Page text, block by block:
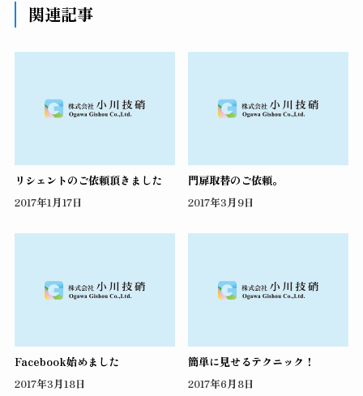
関連記事
リシェントのご依頼頂きました
2017年1月17日
門扉取替のご依頼。
2017年3月9日
Facebook始めました
2017年3月18日
簡単に見せるテクニック！
2017年6月8日